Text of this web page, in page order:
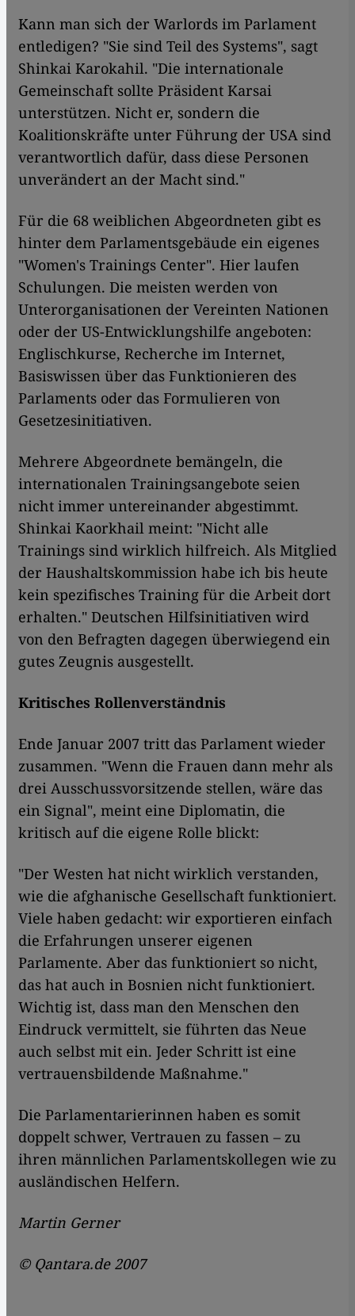
Kann man sich der Warlords im Parlament
entledigen? "Sie sind Teil des Systems", sagt
Shinkai Karokahil. "Die internationale
Gemeinschaft sollte Präsident Karsai
unterstützen. Nicht er, sondern die
Koalitionskräfte unter Führung der USA sind
verantwortlich dafür, dass diese Personen
unverändert an der Macht sind."
Für die 68 weiblichen Abgeordneten gibt es
hinter dem Parlamentsgebäude ein eigenes
"Women's Trainings Center". Hier laufen
Schulungen. Die meisten werden von
Unterorganisationen der Vereinten Nationen
oder der US-Entwicklungshilfe angeboten:
Englischkurse, Recherche im Internet,
Basiswissen über das Funktionieren des
Parlaments oder das Formulieren von
Gesetzesinitiativen.
Mehrere Abgeordnete bemängeln, die
internationalen Trainingsangebote seien
nicht immer untereinander abgestimmt.
Shinkai Kaorkhail meint: "Nicht alle
Trainings sind wirklich hilfreich. Als Mitglied
der Haushaltskommission habe ich bis heute
kein spezifisches Training für die Arbeit dort
erhalten." Deutschen Hilfsinitiativen wird
von den Befragten dagegen überwiegend ein
gutes Zeugnis ausgestellt.
Kritisches Rollenverständnis
Ende Januar 2007 tritt das Parlament wieder
zusammen. "Wenn die Frauen dann mehr als
drei Ausschussvorsitzende stellen, wäre das
ein Signal", meint eine Diplomatin, die
kritisch auf die eigene Rolle blickt:
"Der Westen hat nicht wirklich verstanden,
wie die afghanische Gesellschaft funktioniert.
Viele haben gedacht: wir exportieren einfach
die Erfahrungen unserer eigenen
Parlamente. Aber das funktioniert so nicht,
das hat auch in Bosnien nicht funktioniert.
Wichtig ist, dass man den Menschen den
Eindruck vermittelt, sie führten das Neue
auch selbst mit ein. Jeder Schritt ist eine
vertrauensbildende Maßnahme."
Die Parlamentarierinnen haben es somit
doppelt schwer, Vertrauen zu fassen – zu
ihren männlichen Parlamentskollegen wie zu
ausländischen Helfern.
Martin Gerner
© Qantara.de 2007